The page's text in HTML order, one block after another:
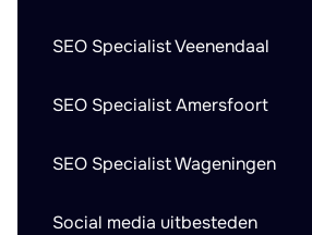
SEO Specialist Veenendaal
SEO Specialist Amersfoort
SEO Specialist Wageningen
Social media uitbesteden